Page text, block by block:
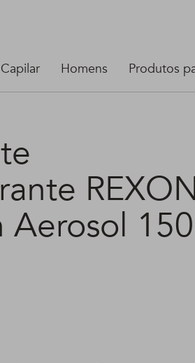
Homens Produtos
Aerosol 150